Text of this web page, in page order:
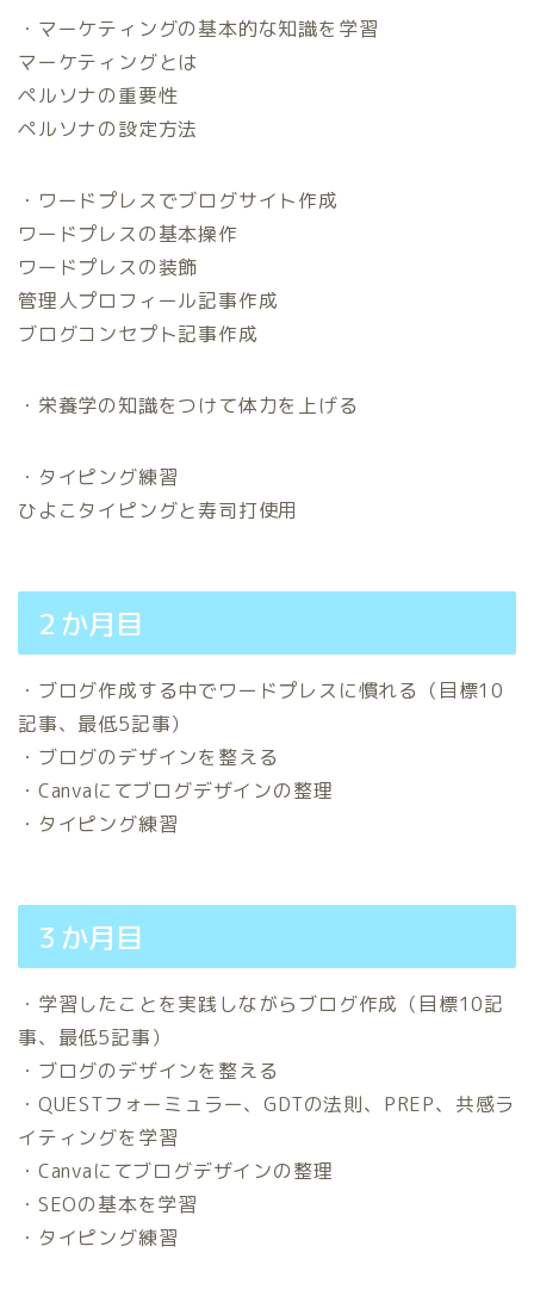
・マーケティングの基本的な知識を学習
マーケティングとは
ペルソナの重要性
ペルソナの設定方法
・ワードプレスでブログサイト作成
ワードプレスの基本操作
ワードプレスの装飾
管理人プロフィール記事作成
ブログコンセプト記事作成
・栄養学の知識をつけて体力を上げる
・タイピング練習
ひよこタイピングと寿司打使用
２か月目
・ブログ作成する中でワードプレスに慣れる（目標10
記事、最低5記事）
・ブログのデザインを整える
・Canvaにてブログデザインの整理
・タイピング練習
３か月目
・学習したことを実践しながらブログ作成（目標10記
事、最低5記事）
・ブログのデザインを整える
・QUESTフォーミュラー、GDTの法則、PREP、共感ラ
イティングを学習
・Canvaにてブログデザインの整理
・SEOの基本を学習
・タイピング練習